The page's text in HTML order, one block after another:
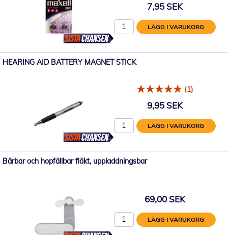
7,95 SEK
LÄGG I VARUKORG
HEARING AID BATTERY MAGNET STICK
(1)
9,95 SEK
LÄGG I VARUKORG
Bärbar och hopfällbar fläkt, uppladdningsbar
69,00 SEK
LÄGG I VARUKORG